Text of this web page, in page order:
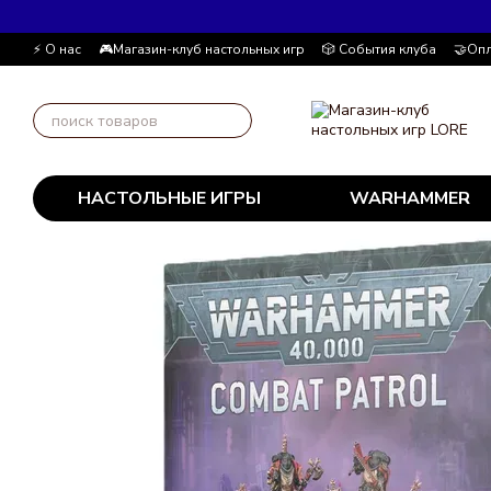
⚡ О нас 🎮Магазин-клуб настольных игр 🎲 События клуба
Автор блога
📰 Пользовательское соглашение 💸
НАСТОЛЬНЫЕ ИГРЫ WARHAMMER